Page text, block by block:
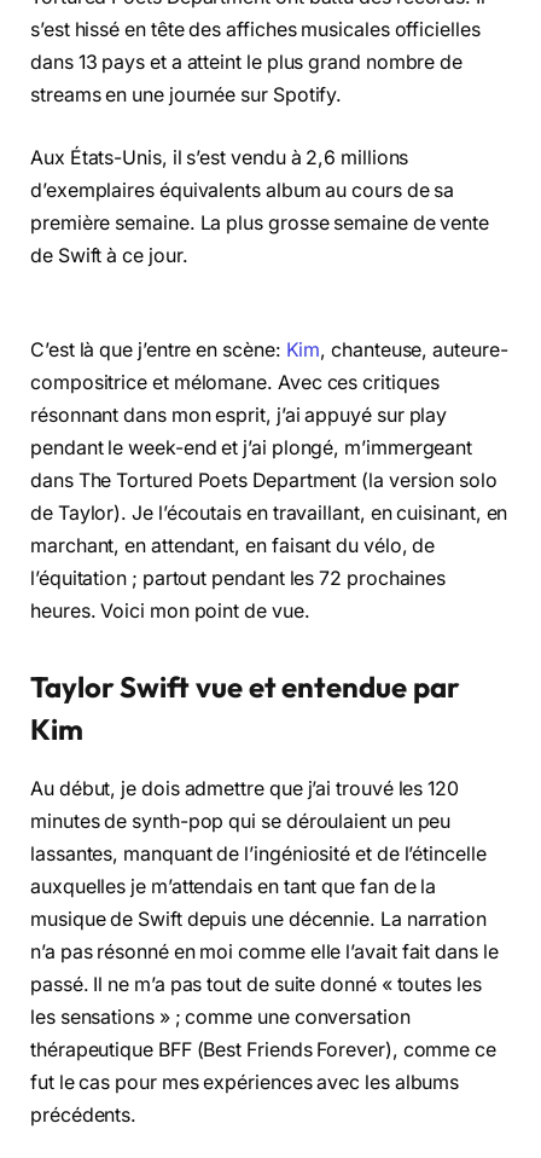
s’est hissé en tête des affiches musicales officielles
dans 13 pays et a atteint le plus grand nombre de
streams en une journée sur Spotify.
Aux États-Unis, il s’est vendu à 2,6 millions
d’exemplaires équivalents album au cours de sa
première semaine. La plus grosse semaine de vente
de Swift à ce jour.
C’est là que j’entre en scène: Kim, chanteuse, auteure-
compositrice et mélomane. Avec ces critiques
résonnant dans mon esprit, j’ai appuyé sur play
pendant le week-end et j’ai plongé, m’immergeant
dans The Tortured Poets Department (la version solo
de Taylor). Je l’écoutais en travaillant, en cuisinant, en
marchant, en attendant, en faisant du vélo, de
l’équitation ; partout pendant les 72 prochaines
heures. Voici mon point de vue.
Taylor Swift vue et entendue par
Kim
Au début, je dois admettre que j’ai trouvé les 120
minutes de synth-pop qui se déroulaient un peu
lassantes, manquant de l’ingéniosité et de l’étincelle
auxquelles je m’attendais en tant que fan de la
musique de Swift depuis une décennie. La narration
n’a pas résonné en moi comme elle l’avait fait dans le
passé. Il ne m’a pas tout de suite donné « toutes les
les sensations » ; comme une conversation
thérapeutique BFF (Best Friends Forever), comme ce
fut le cas pour mes expériences avec les albums
précédents.